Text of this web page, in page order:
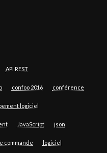
API REST
confoo 2016 conférence
logiciel
JavaScript json
commande logiciel